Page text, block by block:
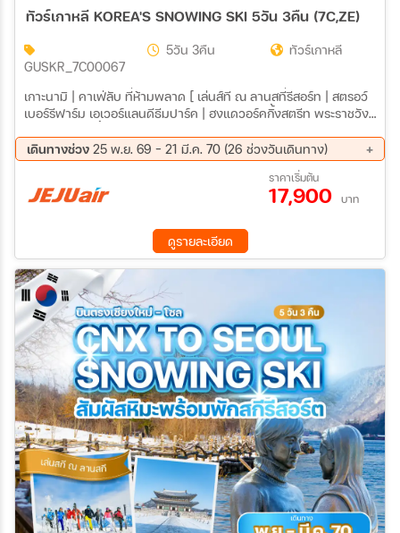
ทัวร์เกาหลี KOREA'S SNOWING SKI 5วัน 3คืน (7C,ZE)
GUSKR_7C00067
5วัน 3คืน ทัวร์เกาหลี
เกาะนามิ | คาเฟ่ลับ ที่ห้ามพลาด [ เล่นส์ที ณ ลานสที่รีสอร์ท | สตรอว์
เบอร์รีฟาร์ม เอเวอร์แลนดีธีมปาร์ค | ฮงแดวอร์คกิ้งสตรีท พระราชวัง
กระเช้า)
เดินทางช่วง 25 พ.ย. 69 - 21 มี.ค. 70 (26 ช่วงวันเดินทาง)
02 ธ.ค. 69 - 06 ธ.ค. 69
03 ธ.ค. 69 - 07 ธ.ค. 69
09 ธ.ค. 69 - 13 ธ.ค. 69
16 ธ.ค. 69 - 20 ธ.ค. 69
23 ธ.ค. 69 - 27 ธ.ค. 69
25 ธ.ค. 69 - 29 ธ.ค. 69
27 ธ.ค. 69 - 31 ธ.ค. 69
28 ธ.ค. 69 - 01 ม.ค. 70
29 ธ.ค. 69 - 02 ม.ค. 70
30 ธ.ค. 69 - 03 ม.ค. 70
01 ม.ค. 70 - 05 ม.ค. 70
06 ม.ค. 70 - 10 ม.ค. 70
13 ม.ค. 70 - 17 ม.ค. 70
20 ม.ค. 70 - 24 ม.ค. 70
27 ม.ค. 70 - 31 ม.ค. 70
03 ก.พ. 70 - 07 ก.พ. 70
10 ก.พ. 70 - 14 ก.พ. 70
17 ก.พ. 70 - 21 ก.พ. 70
24 ก.พ. 70 - 28 ก.พ. 70
03 มี.ค 70 - 07 มี.ค 70
10 มี.ค 70 - 14 มี.ค 70
17 มี.ค 70 - 21 มี.ค 70
ราคาเริ่มต้น
17,900 บาท
ดูรายละเอียด